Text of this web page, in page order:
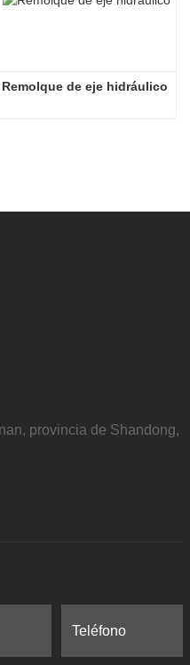
Remolque de eje hidráulico
provincia de Shandong,